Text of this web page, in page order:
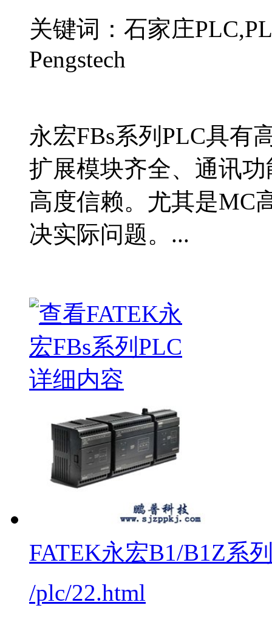
关键词：石家庄
Pengstech
永宏FBs系列PLC具有
扩展模块齐全、通讯
高度信赖。尤其是MC
决实际问题。...
FATEK永宏B1/B1Z系
/plc/22.html